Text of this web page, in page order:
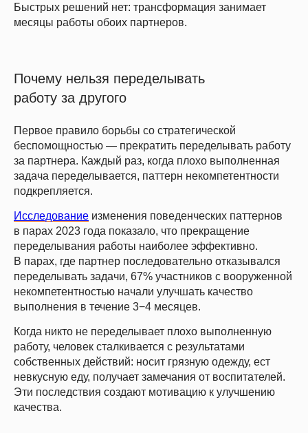
Быстрых решений нет: трансформация занимает
месяцы работы обоих партнеров.
Почему нельзя переделывать
работу за другого
Первое правило борьбы со стратегической
беспомощностью — прекратить переделывать работу
за партнера. Каждый раз, когда плохо выполненная
задача переделывается, паттерн некомпетентности
подкрепляется.
Исследование изменения поведенческих паттернов
в парах 2023 года показало, что прекращение
переделывания работы наиболее эффективно.
В парах, где партнер последовательно отказывался
переделывать задачи, 67% участников с вооруженной
некомпетентностью начали улучшать качество
выполнения в течение 3−4 месяцев.
Когда никто не переделывает плохо выполненную
работу, человек сталкивается с результатами
собственных действий: носит грязную одежду, ест
невкусную еду, получает замечания от воспитателей.
Эти последствия создают мотивацию к улучшению
качества.